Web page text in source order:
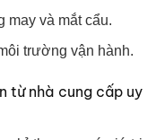
may và mắt cẩu.
trường vận hành.
từ nhà cung cấp uy